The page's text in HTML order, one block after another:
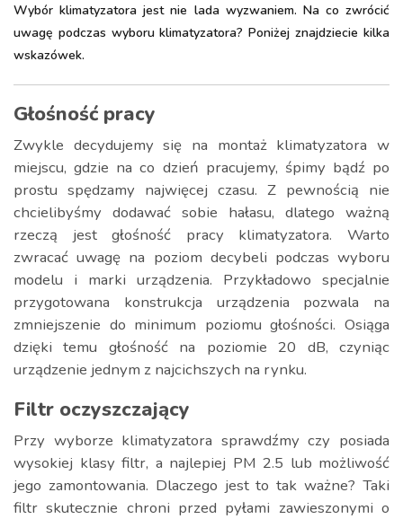
Wybór klimatyzatora jest nie lada wyzwaniem. Na co zwrócić
uwagę podczas wyboru klimatyzatora? Poniżej znajdziecie kilka
wskazówek.
Głośność pracy
Zwykle decydujemy się na montaż klimatyzatora w
miejscu, gdzie na co dzień pracujemy, śpimy bądź po
prostu spędzamy najwięcej czasu. Z pewnością nie
chcielibyśmy dodawać sobie hałasu, dlatego ważną
rzeczą jest głośność pracy klimatyzatora. Warto
zwracać uwagę na poziom decybeli podczas wyboru
modelu i marki urządzenia. Przykładowo specjalnie
przygotowana konstrukcja urządzenia pozwala na
zmniejszenie do minimum poziomu głośności. Osiąga
dzięki temu głośność na poziomie 20 dB, czyniąc
urządzenie jednym z najcichszych na rynku.
Filtr oczyszczający
Przy wyborze klimatyzatora sprawdźmy czy posiada
wysokiej klasy filtr, a najlepiej PM 2.5 lub możliwość
jego zamontowania. Dlaczego jest to tak ważne? Taki
filtr skutecznie chroni przed pyłami zawieszonymi o